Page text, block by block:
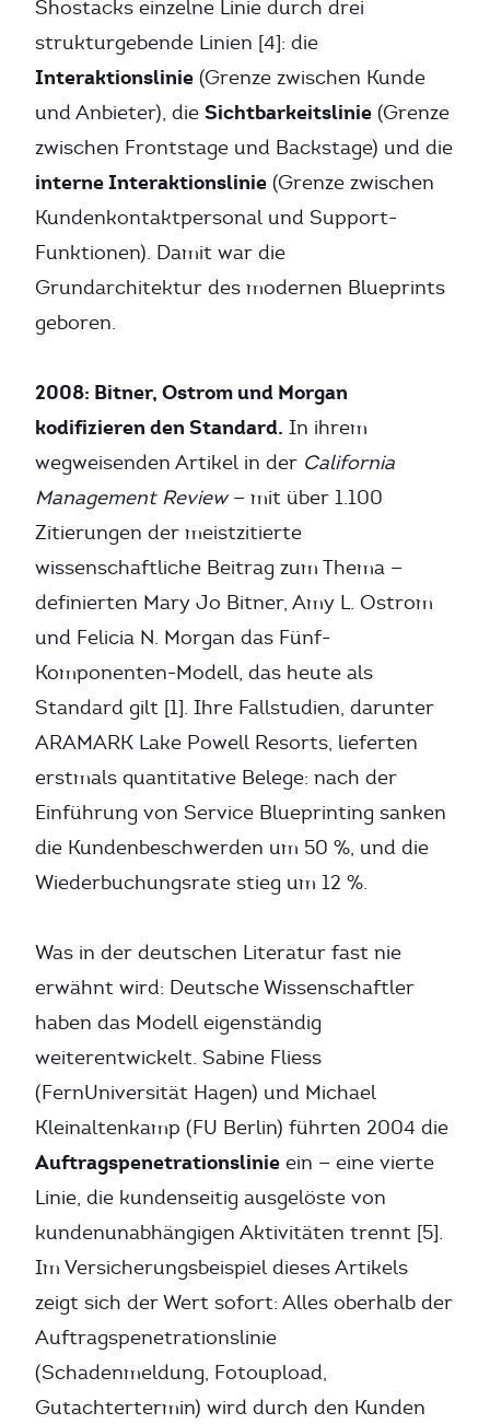
Shostacks einzelne Linie durch drei
strukturgebende Linien [4]: die
Interaktionslinie (Grenze zwischen Kunde
und Anbieter), die Sichtbarkeitslinie (Grenze
zwischen Frontstage und Backstage) und die
interne Interaktionslinie (Grenze zwischen
Kundenkontaktpersonal und Support-
Funktionen). Damit war die
Grundarchitektur des modernen Blueprints
geboren.
2008: Bitner, Ostrom und Morgan
kodifizieren den Standard. In ihrem
wegweisenden Artikel in der California
Management Review— mit über 1.100
Zitierungen der meistzitierte
wissenschaftliche Beitrag zum Thema —
definierten Mary Jo Bitner, Amy L. Ostrom
und Felicia N. Morgan das Fünf-
Komponenten-Modell, das heute als
Standard gilt [1]. Ihre Fallstudien, darunter
ARAMARK Lake Powell Resorts, lieferten
erstmals quantitative Belege: nach der
Einführung von Service Blueprinting sanken
die Kundenbeschwerden um 50 %, und die
Wiederbuchungsrate stieg um 12 %.
Was in der deutschen Literatur fast nie
erwähnt wird: Deutsche Wissenschaftler
haben das Modell eigenständig
weiterentwickelt. Sabine Fliess
(FernUniversität Hagen) und Michael
Kleinaltenkamp (FU Berlin) führten 2004 die
Auftragspenetrationslinie ein — eine vierte
Linie, die kundenseitig ausgelöste von
kundenunabhängigen Aktivitäten trennt [5].
Im Versicherungsbeispiel dieses Artikels
zeigt sich der Wert sofort: Alles oberhalb der
Auftragspenetrationslinie
(Schadenmeldung, Fotoupload,
Gutachtertermin) wird durch den Kunden